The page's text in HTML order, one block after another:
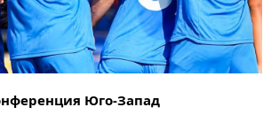
Юго-Запад